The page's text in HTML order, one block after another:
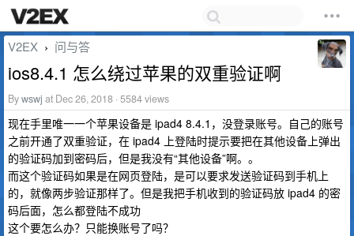
V2EX › 问与答
ios8.4.1 怎么绕过苹果的双重验证啊
Bywswj at Dec 26, 2018 · 5584 views
现在手里唯一一个苹果设备是 ipad4 8.4.1，没登录账号。自己的账号
之前开通了双重验证，在 ipad4 上登陆时提示要把在其他设备上弹出
的验证码加到密码后，但是我没有“其他设备”啊。。
而这个验证码如果是在网页登陆，是可以要求发送验证码到手机上
的，就像两步验证那样了。但是我把手机收到的验证码放 ipad4 的密
码后面，怎么都登陆不成功
这个要怎么办？只能换账号了吗？